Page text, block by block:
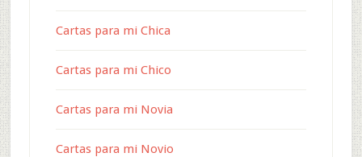
Cartas para mi Chica
Cartas para mi Chico
Cartas para mi Novia
Cartas para mi Novio